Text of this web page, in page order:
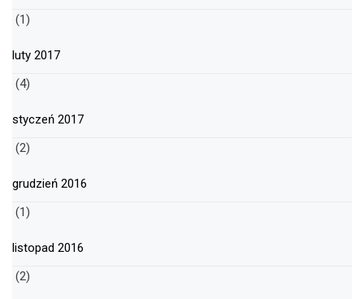
(1)
luty 2017
(4)
styczeń 2017
(2)
grudzień 2016
(1)
listopad 2016
(2)